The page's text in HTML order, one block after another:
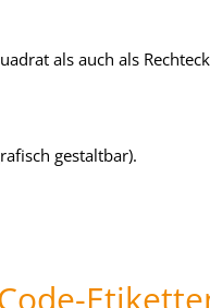
als auch als
gestaltbar).